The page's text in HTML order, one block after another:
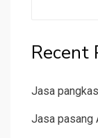
Recent
Jasa
Jasa pasang